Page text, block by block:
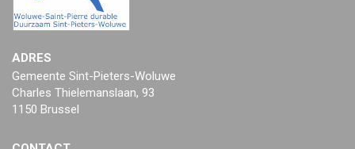
ADRES
Gemeente Sint-Pieters-Woluwe
Charles Thielemanslaan, 93
1150 Brussel